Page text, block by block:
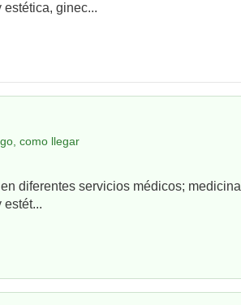
ginec...
como llegar
diferentes servicios médicos; medicina
estét...